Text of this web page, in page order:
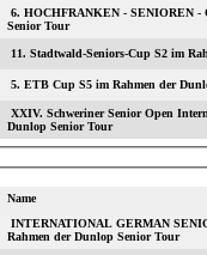
6. HOCHFRANKEN - SENIOREN -
Senior Tour
11. Stadtwald-
5. ETB Cup S5 im Rahmen der
XXIV. Schweriner Senior Open International S3 im
Dunlop Senior Tour
Name
INTERNATIONAL GERMAN
Rahmen der Dunlop Senior Tour